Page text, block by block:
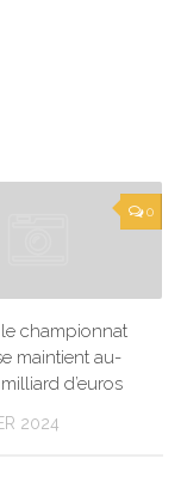
0
le championnat
maintient au-
d’euros
2024